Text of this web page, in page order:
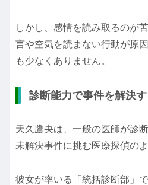
しかし、感情を読み取るのが
言や空気を読まない行動が原
も少なくありません。
診断能力で事件を解決
天久鷹央は、一般の医師が診
未解決事件に挑む医療探偵の
彼女が率いる「統括診断部」